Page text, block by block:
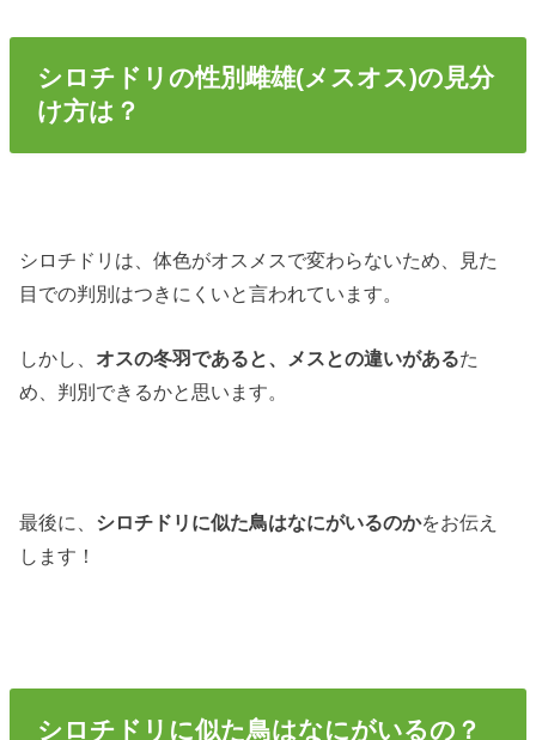
シロチドリの性別雌雄(メスオス)の見分
け方は？
シロチドリは、体色がオスメスで変わらないため、見た
目での判別はつきにくいと言われています。
しかし、 オスの冬羽であると、メスとの違いがあるた
め、判別できるかと思います。
最後に、 シロチドリに似た鳥はなにがいるのかをお伝え
します！
シロチドリに似た鳥はなにがいるの？